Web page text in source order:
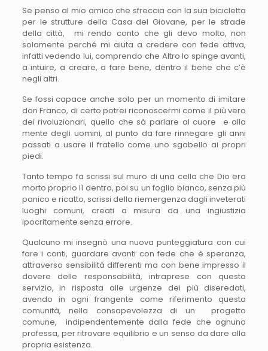
Se penso al mio amico che sfreccia con la sua bicicletta
per le strutture della Casa del Giovane, per le strade
della città, mi rendo conto che gli devo molto, non
solamente perché mi aiuta a credere con fede attiva,
infatti vedendo lui, comprendo che Altro lo spinge avanti,
a intuire, a creare, a fare bene, dentro il bene che c’è
negli altri.
Se fossi capace anche solo per un momento di imitare
don Franco, di certo potrei riconoscermi come il più vero
dei rivoluzionari, quello che sà parlare al cuore e alla
mente degli uomini, al punto da fare rinnegare gli anni
passati a usare il fratello come uno sgabello ai propri
piedi.
Tanto tempo fa scrissi sul muro di una cella che Dio era
morto proprio lì dentro, poi su un foglio bianco, senza più
panico e ricatto, scrissi della riemergenza dagli inveterati
luoghi comuni, creati a misura da una ingiustizia
ipocritamente senza errore.
Qualcuno mi insegnò una nuova punteggiatura con cui
fare i conti, guardare avanti con fede che è speranza,
attraverso sensibilità differenti ma con bene impresso il
dovere delle responsabilità, intraprese con questo
servizio, in risposta alle urgenze dei più diseredati,
avendo in ogni frangente come riferimento questa
comunità, nella consapevolezza di un progetto
comune, indipendentemente dalla fede che ognuno
professa, per ritrovare equilibrio e un senso da dare alla
propria esistenza.